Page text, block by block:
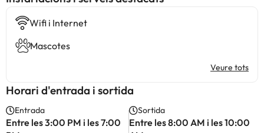
Wifi i Internet
Mascotes
Veure tots
Horari d'entrada i sortida
Entrada
Entre les 3:00 PM i les 7:00
Sortida
Entre les 8:00 AM i les 10:00